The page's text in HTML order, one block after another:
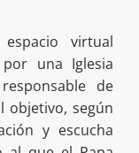
virtual
una Iglesia
de
objetivo, según
y escucha